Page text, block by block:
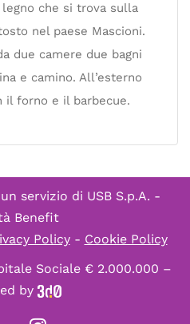
che si trova sulla
nel paese Mascioni.
due camere due bagni
e camino. All’esterno
il forno e il barbecue.
servizio di USB S.p.A. -
Benefit
Policy- Cookie Policy
Sociale € 2.000.000 –
by